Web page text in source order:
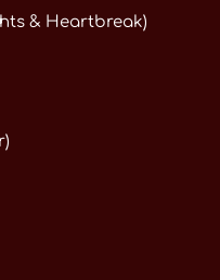
& Heartbreak)